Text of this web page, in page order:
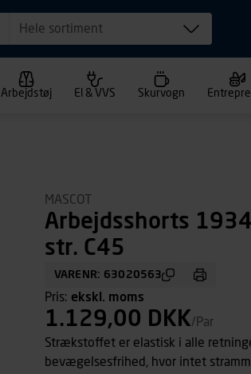
Hele sortiment
Arbejdstøj El & VVS Skurvogn
MASCOT
Arbejdsshorts
str. C45
VARENR: 63020563
Pris: ekskl. moms
1.129,00 DKK/Par
Strækstoffet er elastisk i alle
bevægelsesfrihed, hvor intet